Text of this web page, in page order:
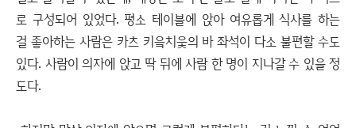
로 구성되어 있었다. 평소 테이블에 앉아 여유롭게 식사를 하는
걸 좋아하는 사람은 카츠 키읔치읓의 바 좌석이 다소 불편할 수도
있다. 사람이 의자에 앉고 딱 뒤에 사람 한 명이 지나갈 수 있을 정
도다.